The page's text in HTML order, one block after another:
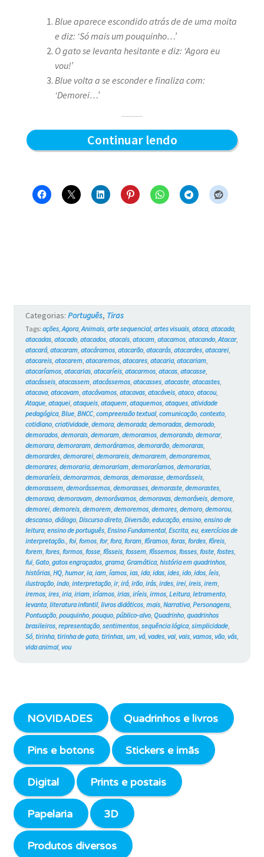
Blue aparece escondido atrás de de uma moita
e diz: ‘Só mais um pouquinho…’
O gato se levanta hesitante e diz: ‘Agora eu
vou!’
Blue volta a se esconder e finaliza com:
‘Demorei…’
Continuar lendoDemorou
e
Categorias: Português, Tiras
Tags: ações, Agora, Animais, arte sequencial, artes visuais, ataca, atacada,
atacadas, atacado, atacados, atacais, atacam, atacamos, atacando, Atacar,
atacará, atacaram, atacáramos, atacarão, atacarás, atacardes, atacarei,
atacareis, atacarem, atacaremos, atacares, atacaria, atacariam,
atacaríamos, atacarias, atacaríeis, atacarmos, atacas, atacasse,
atacásseis, atacassem, atacássemos, atacasses, atacaste, atacastes,
atacava, atacavam, atacávamos, atacavas, atacáveis, ataco, atacou,
Ataque, ataquei, ataqueis, ataquem, ataquemos, ataques, atividade
pedagógica, Blue, BNCC, compreensão textual, comunicação, contexto,
cotidiano, criatividade, demora, demorada, demoradas, demorado,
demorados, demorais, demoram, demoramos, demorando, demorar,
demorara, demoraram, demoráramos, demorarão, demoraras,
demorardes, demorarei, demorareis, demorarem, demoraremos,
demorares, demoraria, demorariam, demoraríamos, demorarias,
demoraríeis, demorarmos, demoras, demorasse, demorásseis,
demorassem, demorássemos, demorasses, demoraste, demorastes,
demorava, demoravam, demorávamos, demoravas, demoráveis, demore,
demorei, demoreis, demorem, demoremos, demores, demoro, demorou,
descanso, diálogo, Discurso direto, Diversão, educação, ensino, ensino de
leitura, ensino de português, Ensino Fundamental, Escrita, eu, exercícios de
interpretação. foi, fomos, for, fora, foram, fôramos, foras, fordes, fôreis,
forem, fores, formos, fosse, fôsseis, fossem, fôssemos, fosses, foste, fostes,
fui, Gato, gatos engraçados, grama, Gramática, história em quadrinhos,
histórias, HQ, humor, ia, iam, íamos, ias, ida, idas, ides, ido, idos, íeis,
ilustração, indo, interpretação, ir, irá, irão, irás, irdes, irei, ireis, irem,
iremos, ires, iria, iriam, iríamos, irias, iríeis, irmos, Leitura, letramento,
levanta, literatura infantil, livros didáticos, mais, Narrativa, Personagens,
Pontuação, pouquinho, pouquo, público-alvo, Quadrinho, quadrinhos
brasileiros, representação, sentimentos, sequência lógica, simplicidade,
Só, tirinha, tirinha de gato, tirinhas, um, vá, vades, vai, vais, vamos, vão, vás,
vida animal, vou
NOVIDADES Quadrinhos e livros
Pins e botons Stickers e imãs
Digital Prints e postais
Papelaria 3D
Produtos diversos